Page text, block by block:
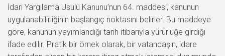
İdari Yargılama Usulü Kanunu’nun 64. maddesi, kanunun
uygulanabilirliğinin başlangıç noktasını belirler. Bu maddeye
göre, kanunun yayımlandığı tarih itibarıyla yürürlüğe girdiği
ifade edilir. Pratik bir örnek olarak, bir vatandaşın, idare